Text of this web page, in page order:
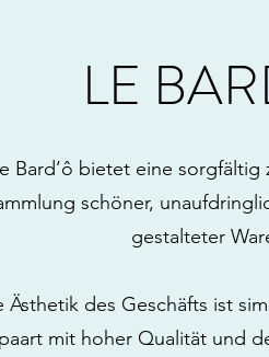
LE
Bard’ô bietet eine sorgfältig
schöner,
gestalteter
Ästhetik des Geschäfts ist
mit hoher Qualität und